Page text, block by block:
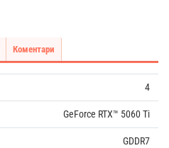
Коментари
4
GeForce RTX™ 5060 Ti
GDDR7